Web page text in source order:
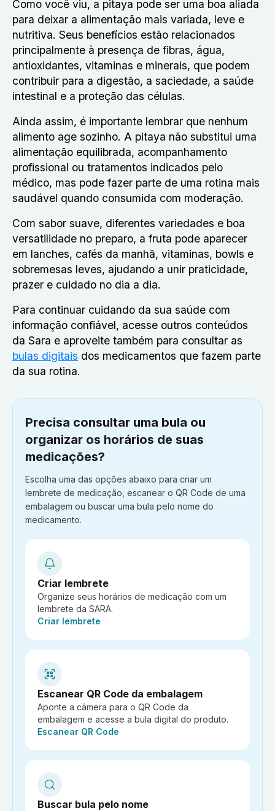
Como você viu, a pitaya pode ser uma boa aliada
para deixar a alimentação mais variada, leve e
nutritiva. Seus benefícios estão relacionados
principalmente à presença de fibras, água,
antioxidantes, vitaminas e minerais, que podem
contribuir para a digestão, a saciedade, a saúde
intestinal e a proteção das células.
Ainda assim, é importante lembrar que nenhum
alimento age sozinho. A pitaya não substitui uma
alimentação equilibrada, acompanhamento
profissional ou tratamentos indicados pelo
médico, mas pode fazer parte de uma rotina mais
saudável quando consumida com moderação.
Com sabor suave, diferentes variedades e boa
versatilidade no preparo, a fruta pode aparecer
em lanches, cafés da manhã, vitaminas, bowls e
sobremesas leves, ajudando a unir praticidade,
prazer e cuidado no dia a dia.
Para continuar cuidando da sua saúde com
informação confiável, acesse outros conteúdos
da Sara e aproveite também para consultar as
bulas digitais dos medicamentos que fazem parte
da sua rotina.
Precisa consultar uma bula ou
organizar os horários de suas
medicações?
Escolha uma das opções abaixo para criar um
lembrete de medicação, escanear o QR Code de uma
embalagem ou buscar uma bula pelo nome do
medicamento.
Criar lembrete
Organize seus horários de medicação com um
lembrete da SARA.
Ação:
Criar lembrete
Escanear QR Code da embalagem
Aponte a câmera para o QR Code da
embalagem e acesse a bula digital do produto.
Ação:
Escanear QR Code
Buscar bula pelo nome